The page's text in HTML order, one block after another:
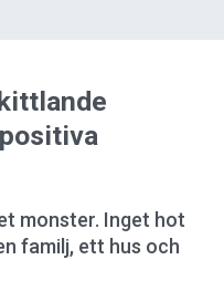
monster. Inget hot
familj, ett hus och